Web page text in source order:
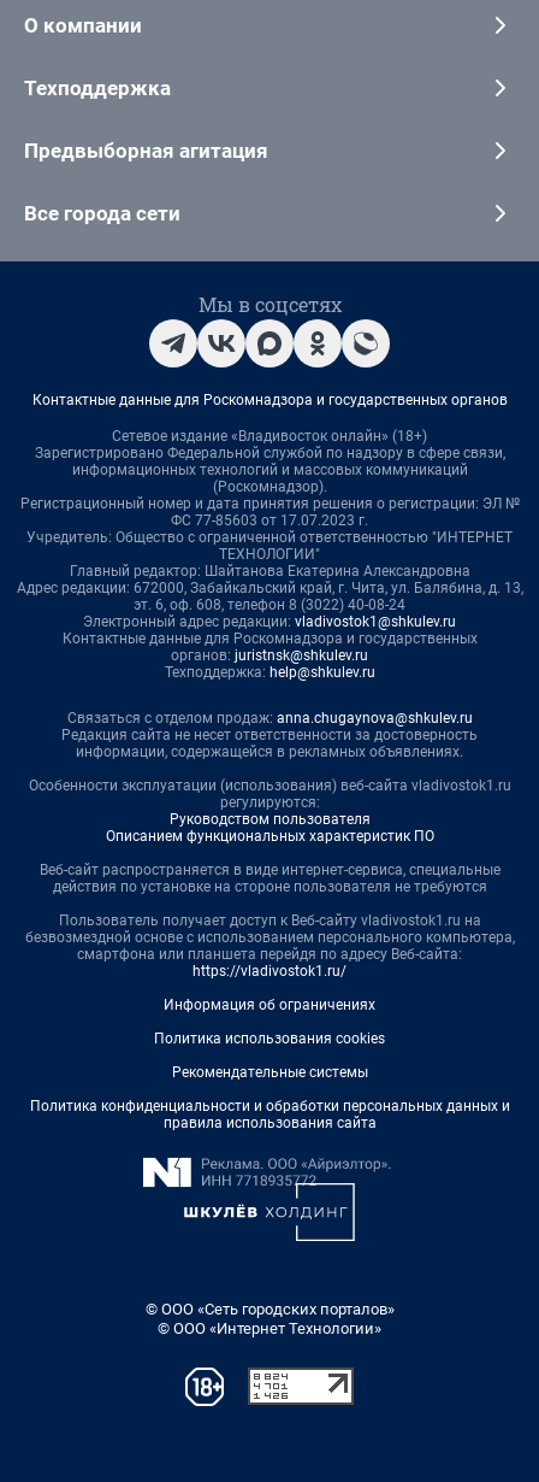
О компании
Техподдержка
Предвыборная агитация
Все города сети
Мы в соцсетях
Контактные данные для Роскомнадзора и государственных органов
Сетевое издание «Владивосток онлайн» (18+)
Зарегистрировано Федеральной службой по надзору в сфере связи,
информационных технологий и массовых коммуникаций
(Роскомнадзор).
Регистрационный номер и дата принятия решения о регистрации: ЭЛ №
ФС 77-85603 от 17.07.2023 г.
Учредитель: Общество с ограниченной ответственностью "ИНТЕРНЕТ
ТЕХНОЛОГИИ"
Главный редактор: Шайтанова Екатерина Александровна
Адрес редакции: 672000, Забайкальский край, г. Чита, ул. Балябина, д. 13,
эт. 6, оф. 608, телефон 8 (3022) 40-08-24
Электронный адрес редакции: vladivostok1@shkulev.ru
Контактные данные для Роскомнадзора и государственных
органов: juristnsk@shkulev.ru
Техподдержка: help@shkulev.ru
Связаться с отделом продаж: anna.chugaynova@shkulev.ru
Редакция сайта не несет ответственности за достоверность
информации, содержащейся в рекламных объявлениях.
Особенности эксплуатации (использования) веб-сайта vladivostok1.ru
регулируются:
Руководством пользователя
Описанием функциональных характеристик ПО
Веб-сайт распространяется в виде интернет-сервиса, специальные
действия по установке на стороне пользователя не требуются
Пользователь получает доступ к Веб-сайту vladivostok1.ru на
безвозмездной основе с использованием персонального компьютера,
смартфона или планшета перейдя по адресу Веб-сайта:
https://vladivostok1.ru/
Информация об ограничениях
Политика использования cookies
Рекомендательные системы
Политика конфиденциальности и обработки персональных данных и
правила использования сайта
© ООО «Сеть городских порталов»
© ООО «Интернет Технологии»